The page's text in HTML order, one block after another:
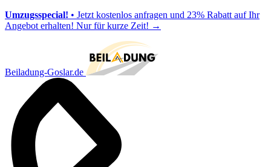
Umzugsspecial! • Jetzt kostenlos anfragen und 23% Rabatt auf Ihr
Angebot erhalten! Nur für kurze Zeit! →
Beiladung-Goslar.de